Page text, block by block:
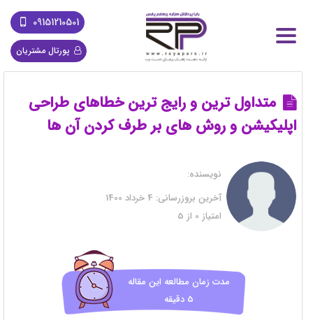
09151210501
پورتال مشتریان
متداول ترین و رایج ترین خطاهای طراحی
اپلیکیشن و روش های بر طرف کردن آن ها
نویسنده:
آخرین بروزرسانی:
امتیاز 0 از 5
مدت زمان مطالعه این مقاله
5 دقیقه